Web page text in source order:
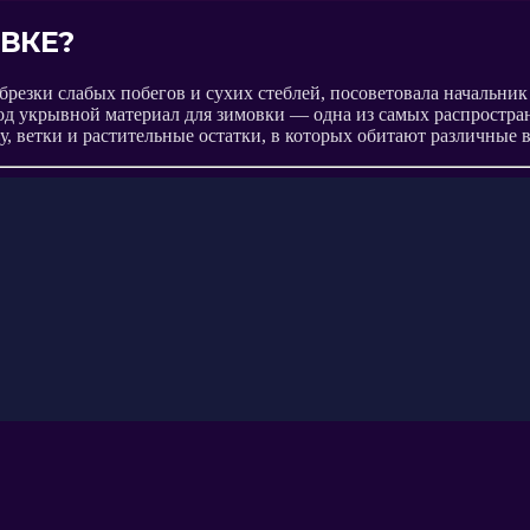
слабых побегов и сухих стеблей, посоветовала
укрывной материал для зимовки — одна из самых
и растительные остатки, в которых обитают различные